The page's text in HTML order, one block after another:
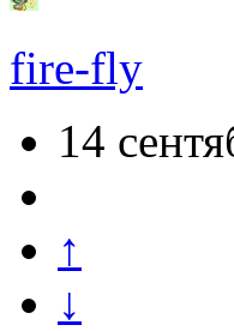
fire-fly
14
↑
↓